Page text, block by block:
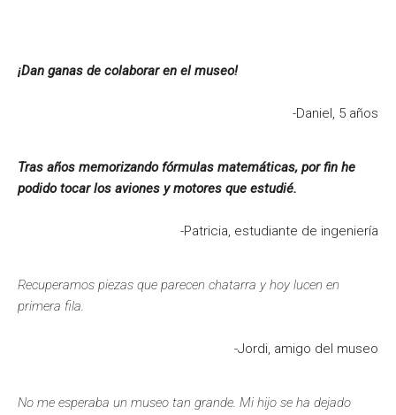
¡Dan ganas de colaborar en el museo!
-Daniel, 5 años
Tras años memorizando fórmulas matemáticas, por fin he
podido tocar los aviones y motores que estudié.
-Patricia, estudiante de ingeniería
Recuperamos piezas que parecen chatarra y hoy lucen en
primera fila.
-Jordi, amigo del museo
No me esperaba un museo tan grande. Mi hijo se ha dejado